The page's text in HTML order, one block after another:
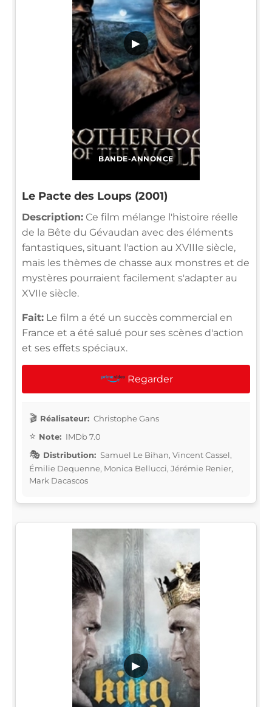
BANDE-ANNONCE
▶
Le Pacte des Loups (2001)
Description: Ce film mélange l'histoire réelle
de la Bête du Gévaudan avec des éléments
fantastiques, situant l'action au XVIIIe siècle,
mais les thèmes de chasse aux monstres et de
mystères pourraient facilement s'adapter au
XVIIe siècle.
Fait: Le film a été un succès commercial en
France et a été salué pour ses scènes d'action
et ses effets spéciaux.
Regarder
Réalisateur: Christophe Gans
Note: IMDb 7.0
Distribution: Samuel Le Bihan, Vincent Cassel,
Émilie Dequenne, Monica Bellucci, Jérémie Renier,
Mark Dacascos
▶